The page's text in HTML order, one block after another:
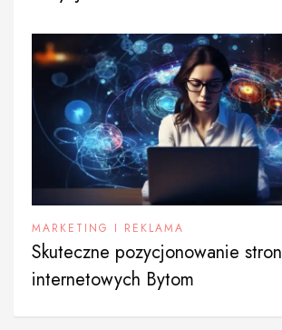
MARKETING I REKLAMA
Skuteczne pozycjonowanie stron
internetowych Bytom